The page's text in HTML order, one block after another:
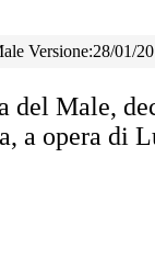
Versione:28/01/
del Male,
a opera di